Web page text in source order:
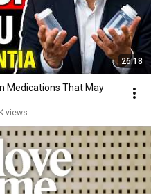
26:18
Medications That May
views